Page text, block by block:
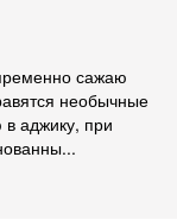
сажаю
необычные
аджику, при